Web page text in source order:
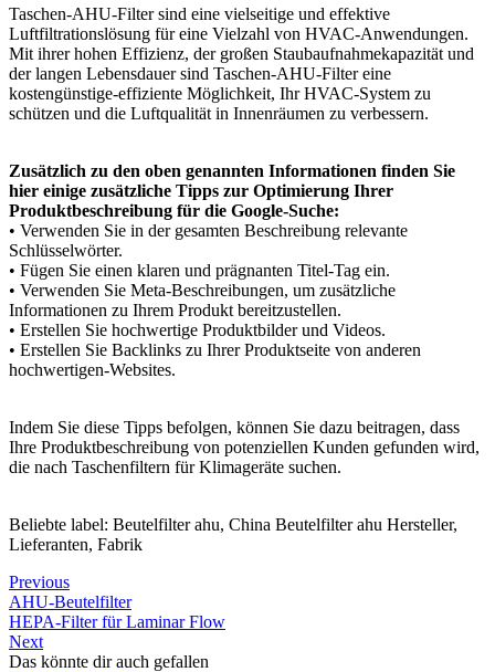
Taschen-AHU-Filter sind eine vielseitige und effektive
Luftfiltrationslösung für eine Vielzahl von HVAC-Anwendungen.
Mit ihrer hohen Effizienz, der großen Staubaufnahmekapazität und
der langen Lebensdauer sind Taschen-AHU-Filter eine
kostengünstige-effiziente Möglichkeit, Ihr HVAC-System zu
schützen und die Luftqualität in Innenräumen zu verbessern.
Zusätzlich zu den oben genannten Informationen finden Sie
hier einige zusätzliche Tipps zur Optimierung Ihrer
Produktbeschreibung für die Google-Suche:
• Verwenden Sie in der gesamten Beschreibung relevante
Schlüsselwörter.
• Fügen Sie einen klaren und prägnanten Titel-Tag ein.
• Verwenden Sie Meta-Beschreibungen, um zusätzliche
Informationen zu Ihrem Produkt bereitzustellen.
• Erstellen Sie hochwertige Produktbilder und Videos.
• Erstellen Sie Backlinks zu Ihrer Produktseite von anderen
hochwertigen-Websites.
Indem Sie diese Tipps befolgen, können Sie dazu beitragen, dass
Ihre Produktbeschreibung von potenziellen Kunden gefunden wird,
die nach Taschenfiltern für Klimageräte suchen.
Beliebte label: Beutelfilter ahu, China Beutelfilter ahu Hersteller,
Lieferanten, Fabrik
Previous
AHU-Beutelfilter
HEPA-Filter für Laminar Flow
Next
Das könnte dir auch gefallen